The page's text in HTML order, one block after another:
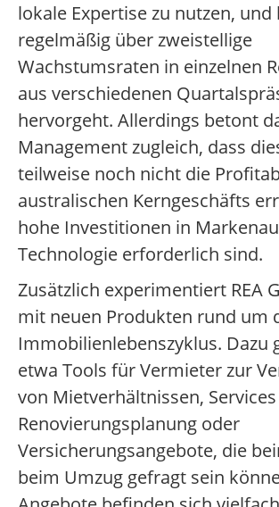
lokale Expertise zu nutzen,
regelmäßig über zweistellige
Wachstumsraten in einzelnen
aus verschiedenen
hervorgeht. Allerdings betont
Management zugleich, dass
teilweise noch nicht die
australischen Kerngeschäfts
hohe Investitionen in
Technologie erforderlich sind.
Zusätzlich experimentiert REA
mit neuen Produkten rund um
Immobilienlebenszyklus. Dazu
etwa Tools für Vermieter zur
von Mietverhältnissen,
Renovierungsplanung oder
Versicherungsangebote, die
beim Umzug gefragt sein